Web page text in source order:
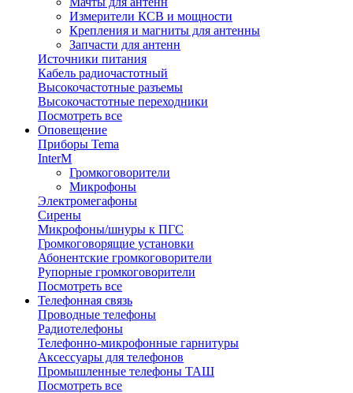
Измерители КСВ и мощности
Крепления и магниты для антенны
Запчасти для антенн
Источники питания
Кабель радиочастотный
Высокочастотные разъемы
Высокочастотные переходники
Посмотреть все
Оповещение
Приборы Tema
InterM
Громкоговорители
Микрофоны
Электромегафоны
Сирены
Микрофоны/шнуры к ПГС
Громкоговорящие установки
Абонентские громкоговорители
Рупорные громкоговорители
Посмотреть все
Телефонная связь
Проводные телефоны
Радиотелефоны
Телефонно-микрофонные гарнитуры
Аксессуары для телефонов
Промышленные телефоны ТАШ
Посмотреть все